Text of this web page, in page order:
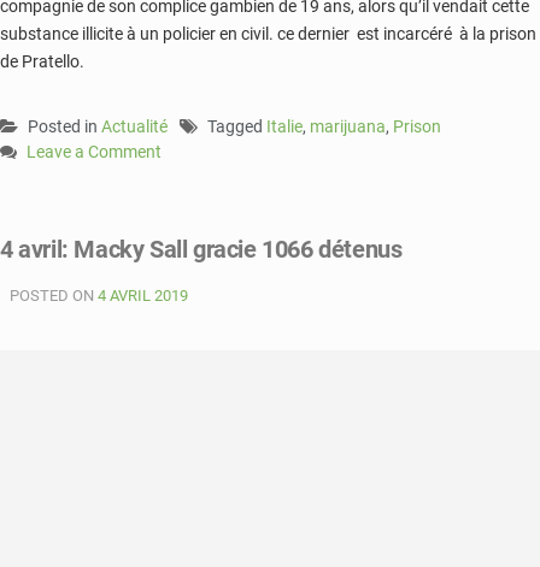
compagnie de son complice gambien de 19 ans, alors qu’il vendait cette
substance illicite à un policier en civil. ce dernier est incarcéré à la prison
de Pratello.
Posted in Actualité Tagged Italie, marijuana, Prison
Leave a Comment
Sénégalais
pour
4 avril: Macky Sall gracie 1066 détenus
POSTED ON 4 AVRIL 2019